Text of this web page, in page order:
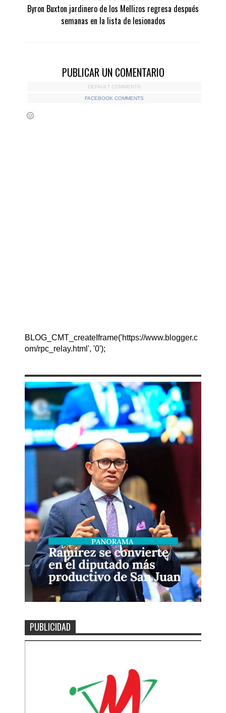
Byron Buxton jardinero de los Mellizos regresa después
semanas en la lista de lesionados
PUBLICAR UN COMENTARIO
DEFAULT COMMENTS
FACEBOOK COMMENTS
BLOG_CMT_createIframe('https://www.blogger.c
om/rpc_relay.html', '0');
PUBLICIDAD